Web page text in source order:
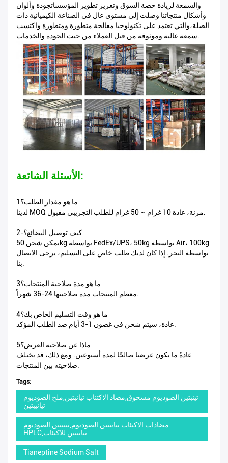
والسمعة لزيادة حصة السوق وتعزيز تطوير المؤسساتجودة وألوان
وأشكال منتجاتنا وصلت إلى مستوى عال في الصناعة الكيميائية ذات
الصلة،والتي تعتمد على تكنولوجيا معالجة متطورة ومتطورة واكتسب
سمعة عالية وموثوقة من قبل العملاء من حيث الجودة والخدمات.
الأسئلة الشائعة:
1ما هو مقدار الطلب؟
لدينا MOQ مرنة، عادة 10 غرام ~ 50 غرام للطلب التجريبي مقبول.
2-كيف توصيل البضائع؟
يمكن شحن 50kg بواسطة FedEx/UPS، 50kg بواسطة Air، 100kg
بواسطة البحر. إذا كان لديك طلب خاص على التسليم، يرجى الاتصال
بنا.
3ما هو مدة صلاحية المنتجات؟
معظم المنتجات مدة صلاحيتها 24-36 شهراً.
4ما هو وقت التسليم الخاص بك؟
عادة، سيتم شحن في غضون 1-3 أيام ضد الطلب المؤكد.
5ماذا عن صلاحية العرض؟
عادةً ما يكون عرضنا صالحًا لمدة أسبوعين. ومع ذلك، قد يختلف
صلاحيته بين المنتجات.
Tags:
تينبتين الصوديوم مسحوق,مضاد الاكتئاب تيانبتين,ملح الصوديوم
تيانيبتين
مضادات الاكتئاب تيانبتين الصوديوم,تينبتين الصوديوم
HPLC,تيانبتين للاكتئاب
Tianeptine Sodium Salt